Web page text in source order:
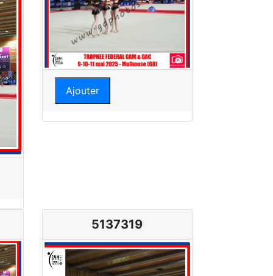
Ajouter
5137319